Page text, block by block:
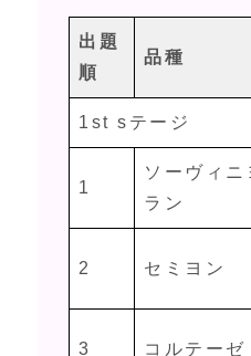
出題
順
品種
1st sテージ
1
ソーヴィニ
ラン
2 セミヨン
3 コルテーゼ